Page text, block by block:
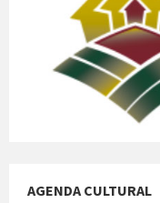
AGENDA CULTURAL